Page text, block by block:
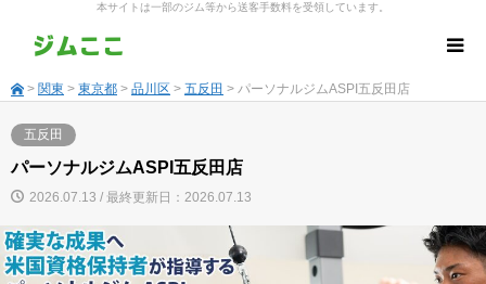
本サイトは一部のジム等から送客手数料を受領しています。
> 関東 > 東京都 > 品川区 > 五反田 > パーソナルジムASPI五反田店
五反田
パーソナルジムASPI五反田店
2026.07.13 / 最終更新日：2026.07.13